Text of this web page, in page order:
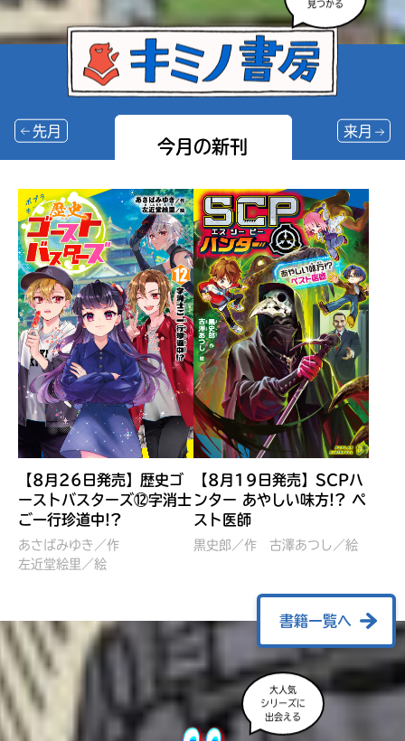
見つかる
今月の新刊
先月 来月
ぼくたちのマインクラフト
冒険記 エンチャント剣
VS暴走モブ
営委員会／協力
レッツゴー！まいぜんシス
ターズ とつぜん、王様に
佐久間さのすけ／絵
【8月26日発売】歴史ゴ
ーストバスターズ⑫字消士
ご一行珍道中!?
あさばみゆき／作
左近堂絵里／絵
【8月19日発売】SCPハ
ンター あやしい味方!? ペ
スト医師
黒史郎／作 古澤あつし／絵
書籍一覧へ
大人気
シリーズに
出会える